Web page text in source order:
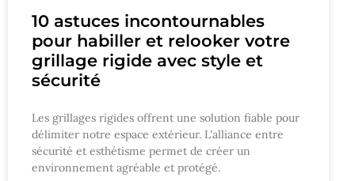
10 astuces incontournables
pour habiller et relooker votre
grillage rigide avec style et
sécurité
Les grillages rigides offrent une solution fiable pour
délimiter notre espace extérieur. L'alliance entre
sécurité et esthétisme permet de créer un
environnement agréable et protégé.